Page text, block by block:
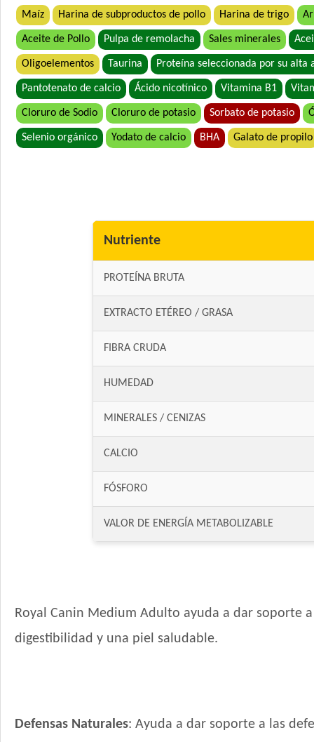
Maíz Harina de subproductos de pollo Harina de trigo
Aceite de Pollo Pulpa de remolacha Sales minerales
Oligoelementos Taurina Proteína seleccionada por su alta
Pantotenato de calcio Ácido nicotínico Vitamina B1
Cloruro de Sodio Cloruro de potasio Sorbato de potasio
Selenio orgánico Yodato de calcio BHA Galato de propilo
Nutriente
PROTEÍNA BRUTA
EXTRACTO ETÉREO / GRASA
FIBRA CRUDA
HUMEDAD
MINERALES / CENIZAS
CALCIO
FÓSFORO
VALOR DE ENERGÍA METABOLIZABLE
Royal Canin Medium Adulto ayuda a dar soporte
digestibilidad y una piel saludable.
Defensas Naturales: Ayuda a dar soporte a las